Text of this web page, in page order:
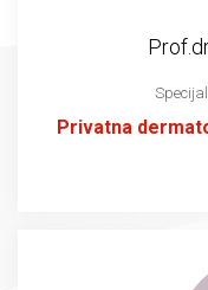
Privatna